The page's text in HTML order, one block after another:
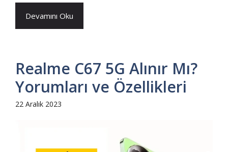
Devamını Oku
Realme C67 5G Alınır Mı?
Yorumları ve Özellikleri
22 Aralık 2023